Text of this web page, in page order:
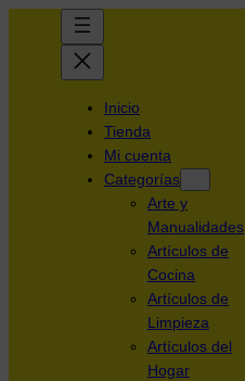
Inicio
Tienda
Mi cuenta
Categorías
Arte y
Manualidades
Artículos de
Cocina
Artículos de
Limpieza
Artículos del
Hogar